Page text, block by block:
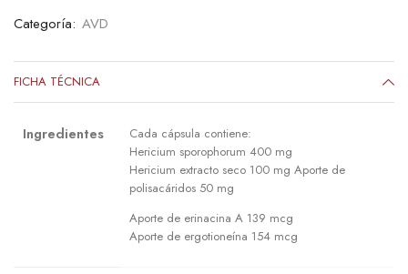
Categoría: AVD
FICHA TÉCNICA
Ingredientes
Cada cápsula contiene:
Hericium sporophorum 400 mg
Hericium extracto seco 100 mg Aporte de
polisacáridos 50 mg
Aporte de erinacina A 139 mcg
Aporte de ergotioneína 154 mcg